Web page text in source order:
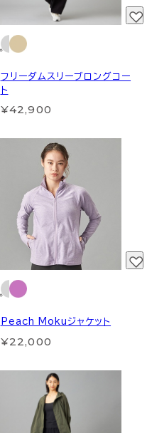
フリーダムスリーブロングコー
ト
¥42,900
Peach Mokuジャケット
¥22,000